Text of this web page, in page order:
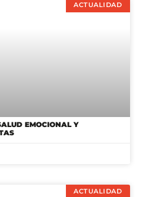
ACTUALIDAD
EMOCIONAL Y
ACTUALIDAD